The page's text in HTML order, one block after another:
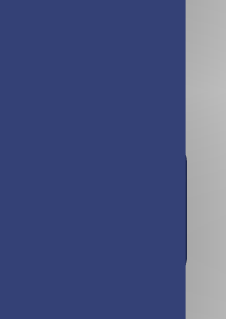
de la cuisine en
et